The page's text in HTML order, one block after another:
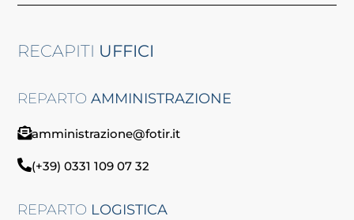
RECAPITI UFFICI
REPARTOAMMINISTRAZIONE
amministrazione@fotir.it
(+39) 0331 109 07 32
REPARTO LOGISTICA